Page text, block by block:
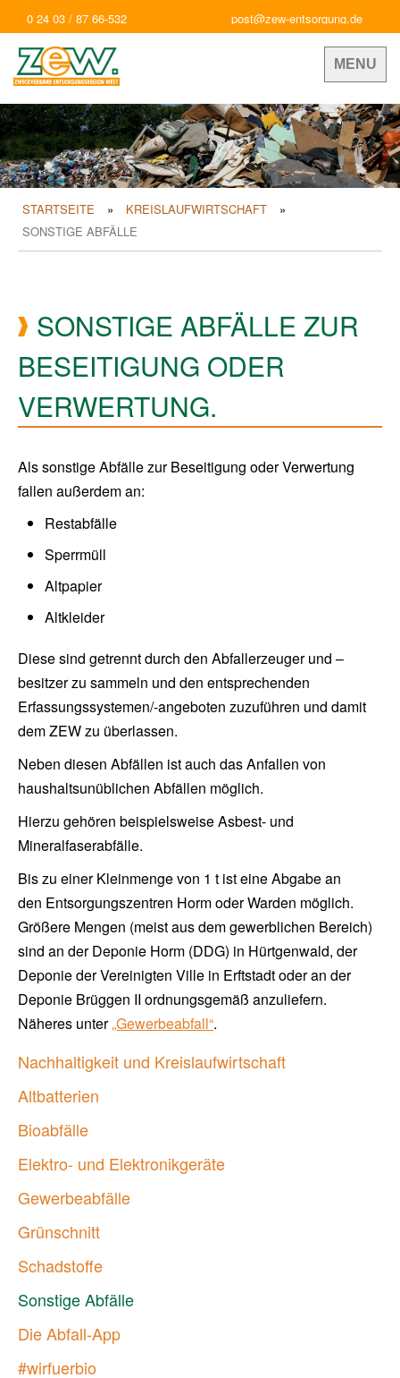
0 24 03 / 87 66-532 post@zew-entsorgung.de
MENU
STARTSEITE
KREISLAUFWIRTSCHAFT
SONSTIGE ABFÄLLE
SONSTIGE ABFÄLLE ZUR
BESEITIGUNG ODER
VERWERTUNG.
Als sonstige Abfälle zur Beseitigung oder Verwertung
fallen außerdem an:
Restabfälle
Sperrmüll
Altpapier
Altkleider
Diese sind getrennt durch den Abfallerzeuger und –
besitzer zu sammeln und den entsprechenden
Erfassungssystemen/-angeboten zuzuführen und damit
dem ZEW zu überlassen.
Neben diesen Abfällen ist auch das Anfallen von
haushaltsunüblichen Abfällen möglich.
Hierzu gehören beispielsweise Asbest- und
Mineralfaserabfälle.
Bis zu einer Kleinmenge von 1 t ist eine Abgabe an
den Entsorgungszentren Horm oder Warden möglich.
Größere Mengen (meist aus dem gewerblichen Bereich)
sind an der Deponie Horm (DDG) in Hürtgenwald, der
Deponie der Vereinigten Ville in Erftstadt oder an der
Deponie Brüggen II ordnungsgemäß anzuliefern.
Näheres unter„Gewerbeabfall“.
Nachhaltigkeit und Kreislaufwirtschaft
Altbatterien
Bioabfälle
Elektro- und Elektronikgeräte
Gewerbeabfälle
Grünschnitt
Schadstoffe
Sonstige Abfälle
Die Abfall-App
#wirfuerbio